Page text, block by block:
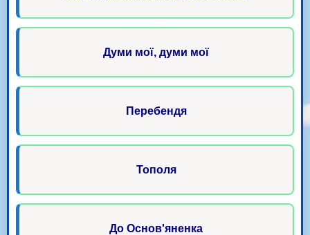
Думи мої, думи мої
Перебендя
Тополя
До Основ'яненка